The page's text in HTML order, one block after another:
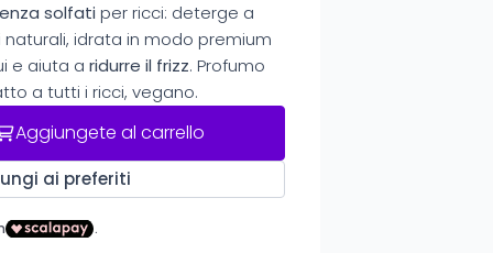
solfati per ricci: deterge a
idrata in modo premium
e aiuta a ridurre il frizz. Profumo
a tutti i ricci, vegano.
Aggiungete al carrello
ai preferiti